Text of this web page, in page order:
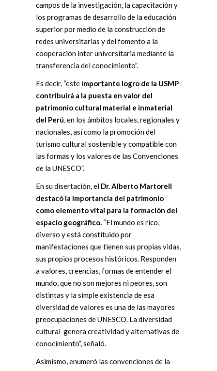
campos de la investigación, la capacitación y
los programas de desarrollo de la educación
superior por medio de la construcción de
redes universitarias y del fomento a la
cooperación inter universitaria mediante la
transferencia del conocimiento”.
Es decir, “este importante logro de la USMP
contribuirá a la puesta en valor del
patrimonio cultural material e inmaterial
del Perú, en los ámbitos locales, regionales y
nacionales, así como la promoción del
turismo cultural sostenible y compatible con
las formas y los valores de las Convenciones
de la UNESCO”.
En su disertación, el Dr. Alberto Martorell
destacó la importancia del patrimonio
como elemento vital para la formación del
espacio geográfico. “El mundo es rico,
diverso y está constituido por
manifestaciones que tienen sus propias vidas,
sus propios procesos históricos. Responden
a valores, creencias, formas de entender el
mundo, que no son mejores ni peores, son
distintas y la simple existencia de esa
diversidad de valores es una de las mayores
preocupaciones de UNESCO. La diversidad
cultural genera creatividad y alternativas de
conocimiento”, señaló.
Asimismo, enumeró las convenciones de la